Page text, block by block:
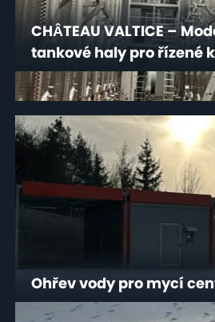
CHÂTEAU VALTICE –
tankové haly pro řízené
Ohřev vody pro mycí